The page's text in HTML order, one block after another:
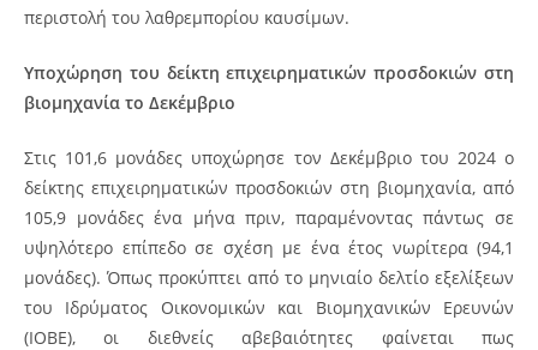
περιστολή του λαθρεμπορίου καυσίμων.
Υποχώρηση του δείκτη επιχειρηματικών προσδοκιών στη
βιομηχανία το Δεκέμβριο
Στις 101,6 μονάδες υποχώρησε τον Δεκέμβριο του 2024 ο
δείκτης επιχειρηματικών προσδοκιών στη βιομηχανία, από
105,9 μονάδες ένα μήνα πριν, παραμένοντας πάντως σε
υψηλότερο επίπεδο σε σχέση με ένα έτος νωρίτερα (94,1
μονάδες). Όπως προκύπτει από το μηνιαίο δελτίο εξελίξεων
του Ιδρύματος Οικονομικών και Βιομηχανικών Ερευνών
(ΙΟΒΕ), οι διεθνείς αβεβαιότητες φαίνεται πως